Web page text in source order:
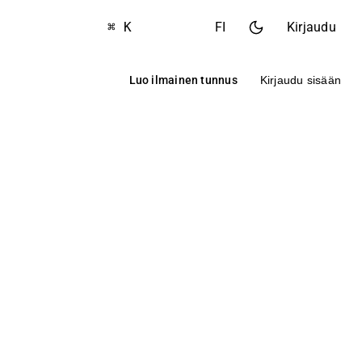
⌘ K FI Kirjaudu
Luo ilmainen tunnus Kirjaudu sisään